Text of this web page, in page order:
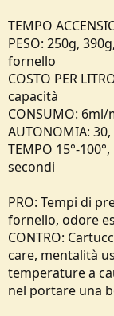
TEMPO
PESO: 250g,
fornello
COSTO PER
capacità
CONSUMO: 6ml/
AUTONOMIA:
TEMPO 15°-
secondi
PRO: Tempi di
fornello, odore
CONTRO:
care, mentalità
temperature a
nel portare una